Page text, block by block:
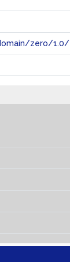
zero/1.0/